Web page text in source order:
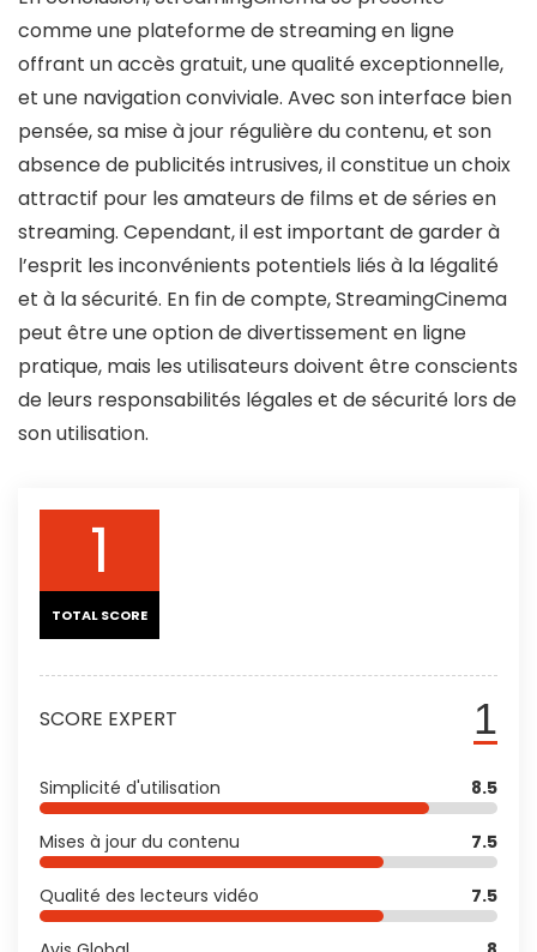
comme une plateforme de streaming en ligne
offrant un accès gratuit, une qualité exceptionnelle,
et une navigation conviviale. Avec son interface bien
pensée, sa mise à jour régulière du contenu, et son
absence de publicités intrusives, il constitue un choix
attractif pour les amateurs de films et de séries en
streaming. Cependant, il est important de garder à
l’esprit les inconvénients potentiels liés à la légalité
et à la sécurité. En fin de compte, StreamingCinema
peut être une option de divertissement en ligne
pratique, mais les utilisateurs doivent être conscients
de leurs responsabilités légales et de sécurité lors de
son utilisation.
1
TOTAL SCORE
1
SCORE EXPERT
Simplicité d'utilisation 8.5
Mises à jour du contenu 7.5
Qualité des lecteurs vidéo 7.5